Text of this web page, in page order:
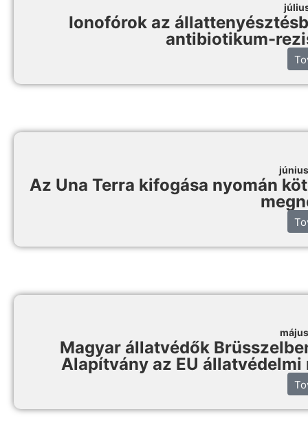
Ionofórok az
antibiotikum-
Az Una Terra kifogása nyomán
Magyar állatvédők
Alapítvány az EU